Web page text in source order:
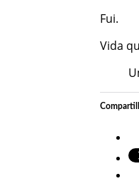
Fui.
Vida